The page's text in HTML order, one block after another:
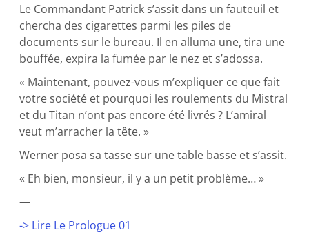
Le Commandant Patrick s’assit dans un fauteuil et
chercha des cigarettes parmi les piles de
documents sur le bureau. Il en alluma une, tira une
bouffée, expira la fumée par le nez et s’adossa.
« Maintenant, pouvez-vous m’expliquer ce que fait
votre société et pourquoi les roulements du Mistral
et du Titan n’ont pas encore été livrés ? L’amiral
veut m’arracher la tête. »
Werner posa sa tasse sur une table basse et s’assit.
« Eh bien, monsieur, il y a un petit problème… »
—
-> Lire Le Prologue 01